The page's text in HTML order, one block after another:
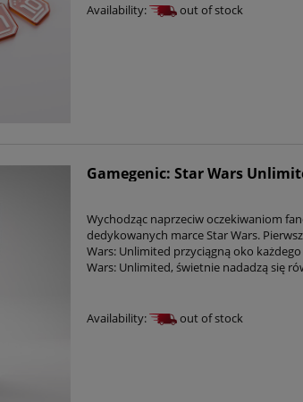
Availability: out of stock
Gamegenic: Star Wars
Wychodząc naprzeciw oczekiwaniom
dedykowanych marce Star Wars.
Wars: Unlimited przyciągną oko
Wars: Unlimited, świetnie nadadzą się
Availability: out of stock